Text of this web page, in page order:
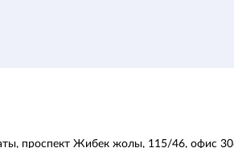
проспект Жибек жолы, 115/46, офис